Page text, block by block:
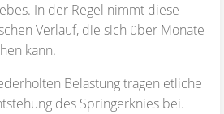
In der Regel nimmt diese
Verlauf, die sich über Monate
kann.
Belastung tragen etliche
des Springerknies bei.